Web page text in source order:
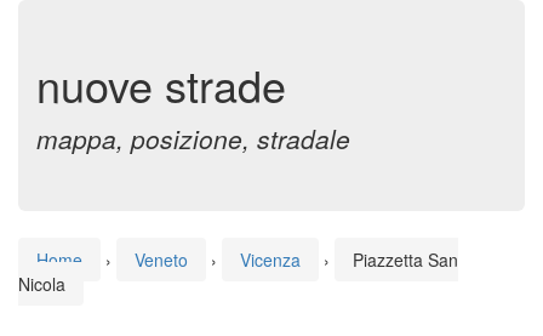
nuove strade
mappa, posizione, stradale
Home › Veneto › Vicenza ›
Piazzetta San
Nicola